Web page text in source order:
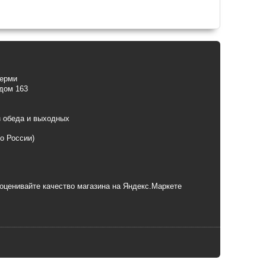
163
обеда и выходных
России)